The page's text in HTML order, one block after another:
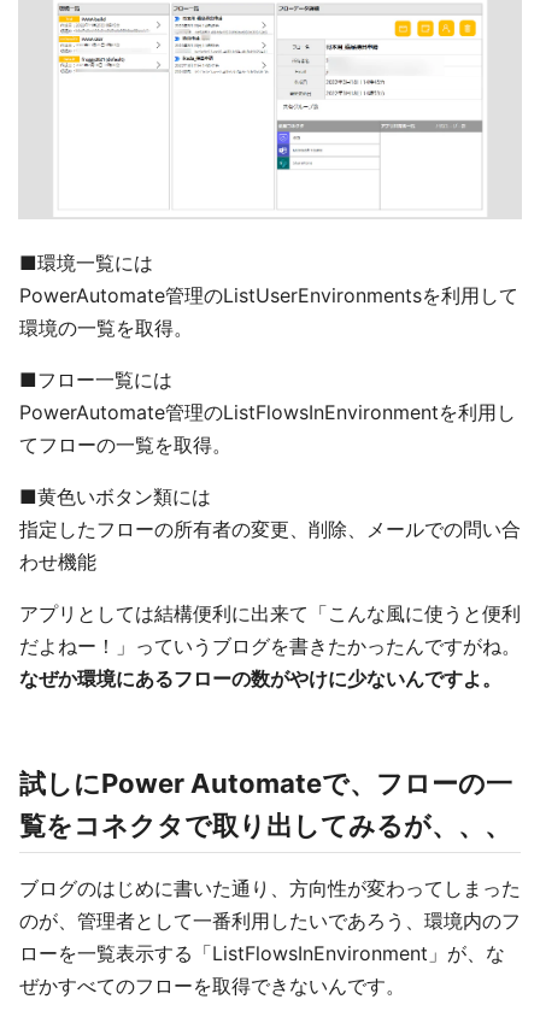
■環境一覧には
PowerAutomate管理のListUserEnvironmentsを利用して
環境の一覧を取得。
■フロー一覧には
PowerAutomate管理のListFlowsInEnvironmentを利用し
てフローの一覧を取得。
■黄色いボタン類には
指定したフローの所有者の変更、削除、メールでの問い合
わせ機能
アプリとしては結構便利に出来て「こんな風に使うと便利
だよねー！」っていうブログを書きたかったんですがね。
なぜか環境にあるフローの数がやけに少ないんですよ。
試しにPower Automateで、フローの一
覧をコネクタで取り出してみるが、、、
ブログのはじめに書いた通り、方向性が変わってしまった
のが、管理者として一番利用したいであろう、環境内のフ
ローを一覧表示する「ListFlowsInEnvironment」が、な
ぜかすべてのフローを取得できないんです。